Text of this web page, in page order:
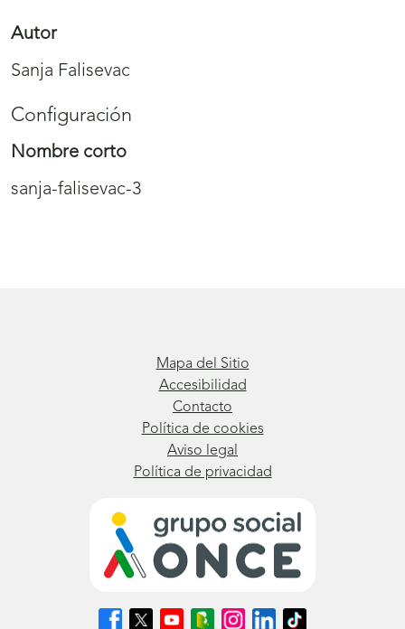
Autor
Sanja Falisevac
Configuración
Nombre corto
sanja-falisevac-3
Mapa del Sitio
Accesibilidad
Contacto
Política de cookies
Aviso legal
Política de privacidad
SíguenosSíguenosSíguenosSíguenosSíguenosSíguenosSíguenos